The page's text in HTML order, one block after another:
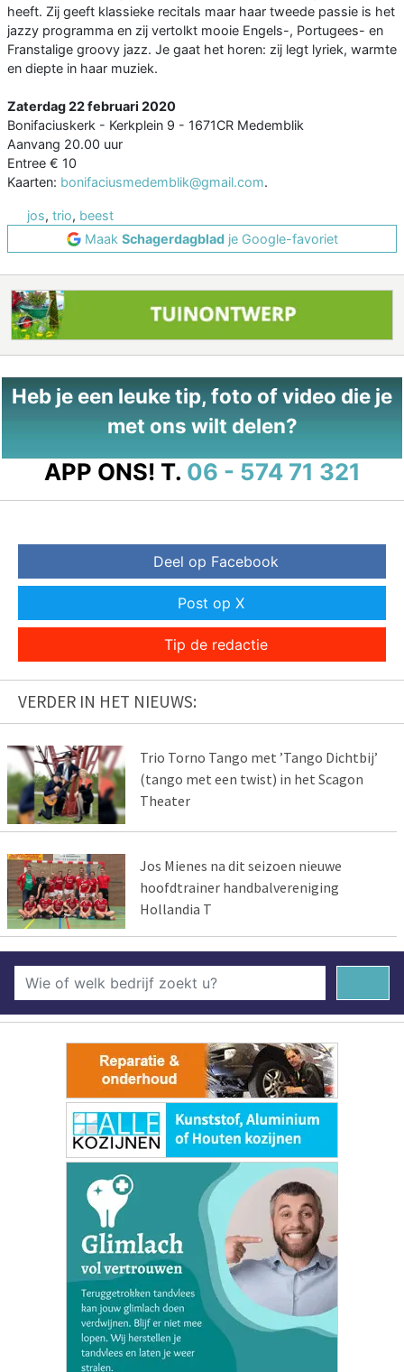
heeft. Zij geeft klassieke recitals maar haar tweede passie is het
jazzy programma en zij vertolkt mooie Engels-, Portugees- en
Franstalige groovy jazz. Je gaat het horen: zij legt lyriek, warmte
en diepte in haar muziek.
Zaterdag 22 februari 2020
Bonifaciuskerk - Kerkplein 9 - 1671CR Medemblik
Aanvang 20.00 uur
Entree € 10
Kaarten: bonifaciusmedemblik@gmail.com.
jos, trio, beest
Maak Schagerdagbladje Google-favoriet
Heb je een leuke tip, foto of video die je
met ons wilt delen?
APP ONS! T. 06 - 574 71 321
Deel op Facebook
Post op X
Tip de redactie
VERDER IN HET NIEUWS:
Trio Torno Tango met ’Tango Dichtbij’
(tango met een twist) in het Scagon
Theater
Jos Mienes na dit seizoen nieuwe
hoofdtrainer handbalvereniging
Hollandia T